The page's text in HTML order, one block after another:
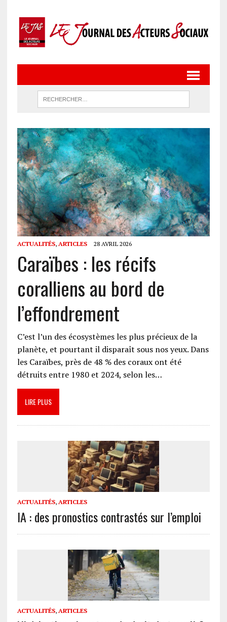
ACTUALITÉS, ARTICLES 28 AVRIL 2026
Caraïbes : les récifs
coralliens au bord de
l’effondrement
C’est l’un des écosystèmes les plus précieux de la
planète, et pourtant il disparaît sous nos yeux. Dans
les Caraïbes, près de 48 % des coraux ont été
détruits entre 1980 et 2024, selon les…
LIRE PLUS
ACTUALITÉS, ARTICLES
IA : des pronostics contrastés sur l’emploi
ACTUALITÉS, ARTICLES